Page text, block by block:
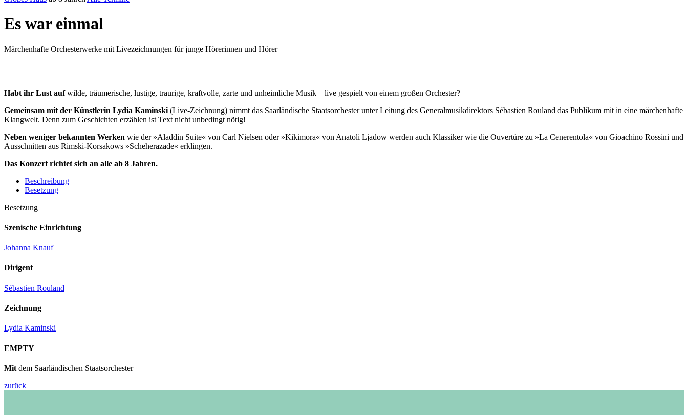
Es war einmal
Märchenhafte Orchesterwerke mit Livezeichnungen für junge Hörerinnen und Hörer
Habt ihr Lust aufwilde, träumerische, lustige, traurige, kraftvolle, zarte und unheimliche Musik – live gespielt von einem großen Orchester?
Gemeinsam mit der Künstlerin Lydia Kaminski (Live-Zeichnung) nimmt das Saarländische Staatsorchester unter Leitung des Generalmusikdirektors Sébastien Rouland das Publikum mit in eine märchenhafte
Klangwelt. Denn zum Geschichten erzählen ist Text nicht unbedingt nötig!
Neben weniger bekannten Werken wie der »Aladdin Suite« von Carl Nielsen oder »Kikimora« von Anatoli Ljadow werden auch Klassiker wie die Ouvertüre zu »La Cenerentola« von Gioachino Rossini und
Ausschnitten aus Rimski-Korsakows »Scheherazade« erklingen.
Das Konzert richtet sich an alle ab 8 Jahren.
Beschreibung
Besetzung
Besetzung
Szenische Einrichtung
Johanna Knauf
Dirigent
Sébastien Rouland
Zeichnung
Lydia Kaminski
EMPTY
Mit dem Saarländischen Staatsorchester
zurück